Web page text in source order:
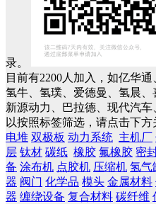
录。
目前有2200人加入，如亿华
氢牛、氢璞、爱德曼、氢晨、
新源动力、巴拉德、现代汽
以按照标签筛选，请点击下
电堆 双极板 动力系统 主机厂
层 钛材 碳纸 橡胶 氟橡胶 密
备 涂布机 点胶机 压缩机 氢气
器 阀门 化学品 模头 金属材料
器 缠绕设备 复合材料 碳纤维